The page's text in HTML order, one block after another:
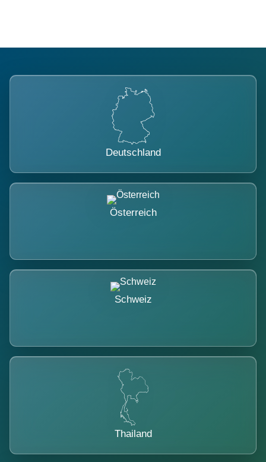
Deutschland
Österreich
Schweiz
Thailand